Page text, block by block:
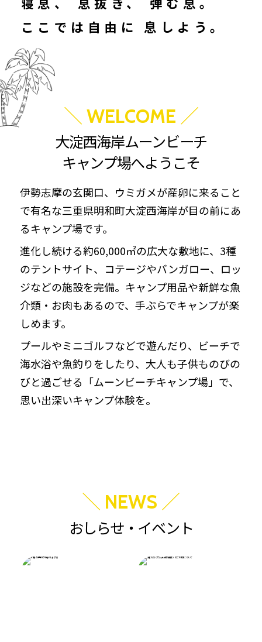
ここでは自由に
息しよう。
＼ WELCOME ／
大淀西海岸ムーンビーチ
キャンプ場へようこそ
伊勢志摩の玄関口、ウミガメが産卵に来ること
で有名な三重県明和町大淀西海岸が目の前にあ
るキャンプ場です。
進化し続ける約60,000㎡の広大な敷地に、3種
のテントサイト、コテージやバンガロー、ロッ
ジなどの施設を完備。キャンプ用品や新鮮な魚
介類・お肉もあるので、手ぶらでキャンプが楽
しめます。
プールやミニゴルフなどで遊んだり、ビーチで
海水浴や魚釣りをしたり、大人も子供ものびの
びと過ごせる「ムーンビーチキャンプ場」で、
思い出深いキャンプ体験を。
＼ NEWS ／
おしらせ・イベント